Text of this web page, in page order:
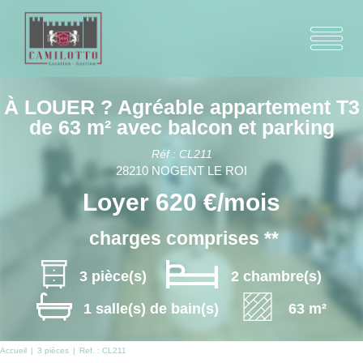
À LOUER ? Agréable appartement T3
de 63 m² avec balcon et parking
Réf : CL211
28210 NOGENT LE ROI
Loyer 620 €/mois
charges comprises **
3 pièce(s)
2 chambre(s)
1 salle(s) de bain(s)
63 m²
Accueil 3 pièces Ref. : CL211